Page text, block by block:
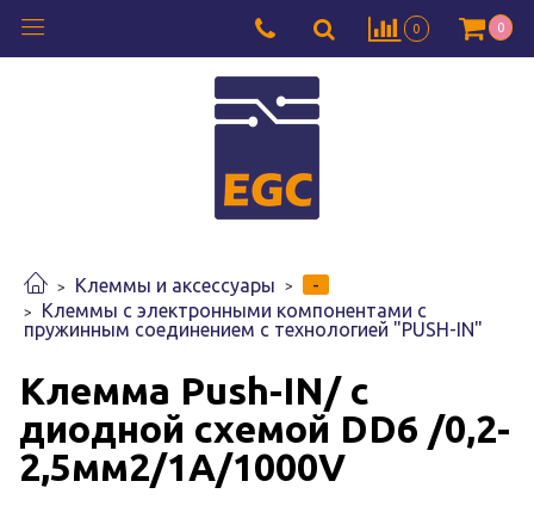
0 0
Клеммы и аксессуары
-
Клеммы с электронными компонентами с
пружинным соединением с технологией "PUSH-IN"
Клемма Push-IN/ с
диодной схемой DD6 /0,2-
2,5мм2/1А/1000V